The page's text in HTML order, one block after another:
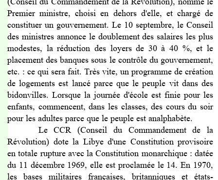
Premier ministre, choisi en dehors d'elle, et chargé de
constituer un gouvernement. Le 10 septembre, le Conseil
des ministres annonce le doublement des salaires les plus
modestes, la réduction des loyers de 30 à 40 %, et le
placement des banques sous le contrôle du gouvernement,
etc. : ce qui sera fait. Très vite, un programme de création
de logements est lancé parce que le peuple vit dans des
bidonvilles. Lorsque la journée d'école est finie pour les
enfants, commencent, dans les classes, des cours du soir
pour les adultes parce que le peuple est analphabète.
Le CCR (Conseil du Commandement de la
Révolution) dote la Libye d'une Constitution provisoire
en totale rupture avec la Constitution monarchique : datée
du 11 décembre 1969, elle est proclamée le 14. En 1970,
les bases militaires françaises, britanniques et états-